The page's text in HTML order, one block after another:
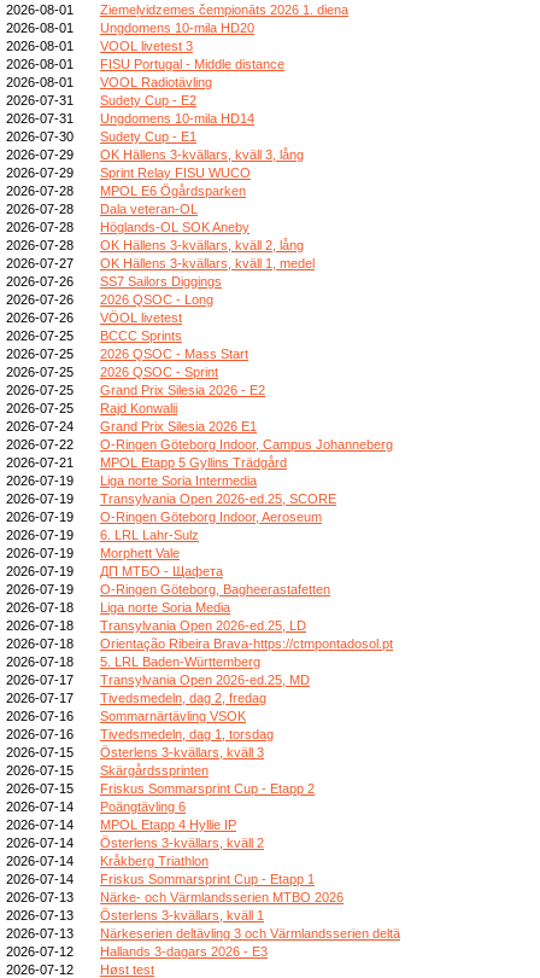
2026-08-01
Ziemeļvidzemes čempionāts 2026 1. diena
2026-08-01
Ungdomens 10-mila HD20
2026-08-01
VOOL livetest 3
2026-08-01
FISU Portugal - Middle distance
2026-08-01
VOOL Radiotävling
2026-07-31
Sudety Cup - E2
2026-07-31
Ungdomens 10-mila HD14
2026-07-30
Sudety Cup - E1
2026-07-29
OK Hällens 3-kvällars, kväll 3, lång
2026-07-29
Sprint Relay FISU WUCO
2026-07-28
MPOL E6 Ögårdsparken
2026-07-28
Dala veteran-OL
2026-07-28
Höglands-OL SOK Aneby
2026-07-28
OK Hällens 3-kvällars, kväll 2, lång
2026-07-27
OK Hällens 3-kvällars, kväll 1, medel
2026-07-26
SS7 Sailors Diggings
2026-07-26
2026 QSOC - Long
2026-07-26
VÖOL livetest
2026-07-25
BCCC Sprints
2026-07-25
2026 QSOC - Mass Start
2026-07-25
2026 QSOC - Sprint
2026-07-25
Grand Prix Silesia 2026 - E2
2026-07-25
Rajd Konwalii
2026-07-24
Grand Prix Silesia 2026 E1
2026-07-22
O-Ringen Göteborg Indoor, Campus Johanneberg
2026-07-21
MPOL Etapp 5 Gyllins Trädgård
2026-07-19
Liga norte Soria Intermedia
2026-07-19
Transylvania Open 2026-ed.25, SCORE
2026-07-19
O-Ringen Göteborg Indoor, Aeroseum
2026-07-19
6. LRL Lahr-Sulz
2026-07-19
Morphett Vale
2026-07-19
ДП МТБО - Щафета
2026-07-19
O-Ringen Göteborg, Bagheerastafetten
2026-07-18
Liga norte Soria Media
2026-07-18
Transylvania Open 2026-ed.25, LD
2026-07-18
Orientação Ribeira Brava-https://ctmpontadosol.pt
2026-07-18
5. LRL Baden-Württemberg
2026-07-17
Transylvania Open 2026-ed.25, MD
2026-07-17
Tivedsmedeln, dag 2, fredag
2026-07-16
Sommarnärtävling VSOK
2026-07-16
Tivedsmedeln, dag 1, torsdag
2026-07-15
Österlens 3-kvällars, kväll 3
2026-07-15
Skärgårdssprinten
2026-07-15
Friskus Sommarsprint Cup - Etapp 2
2026-07-14
Poängtävling 6
2026-07-14
MPOL Etapp 4 Hyllie IP
2026-07-14
Österlens 3-kvällars, kväll 2
2026-07-14
Kråkberg Triathlon
2026-07-14
Friskus Sommarsprint Cup - Etapp 1
2026-07-13
Närke- och Värmlandsserien MTBO 2026
2026-07-13
Österlens 3-kvällars, kväll 1
2026-07-13
Närkeserien deltävling 3 och Värmlandsserien deltä
2026-07-12
Hallands 3-dagars 2026 - E3
2026-07-12
Høst test